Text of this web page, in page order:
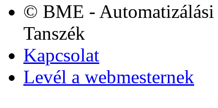
© BME -
Tanszék
Kapcsolat
Levél a webmesternek